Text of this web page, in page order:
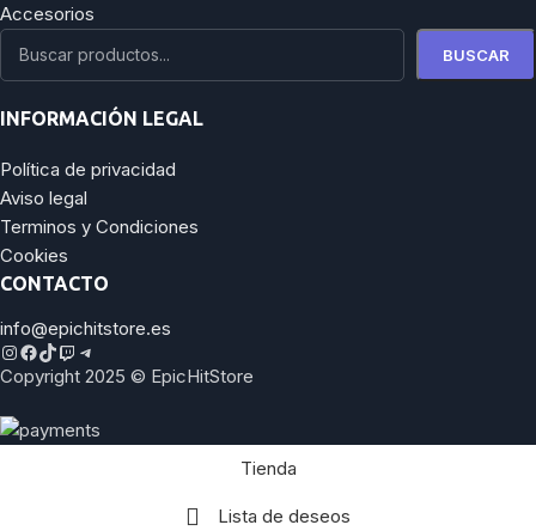
Accesorios
BUSCAR
INFORMACIÓN LEGAL
Política de privacidad
Aviso legal
Terminos y Condiciones
Cookies
CONTACTO
info@epichitstore.es
Copyright 2025 © EpicHitStore
Tienda
Lista de deseos